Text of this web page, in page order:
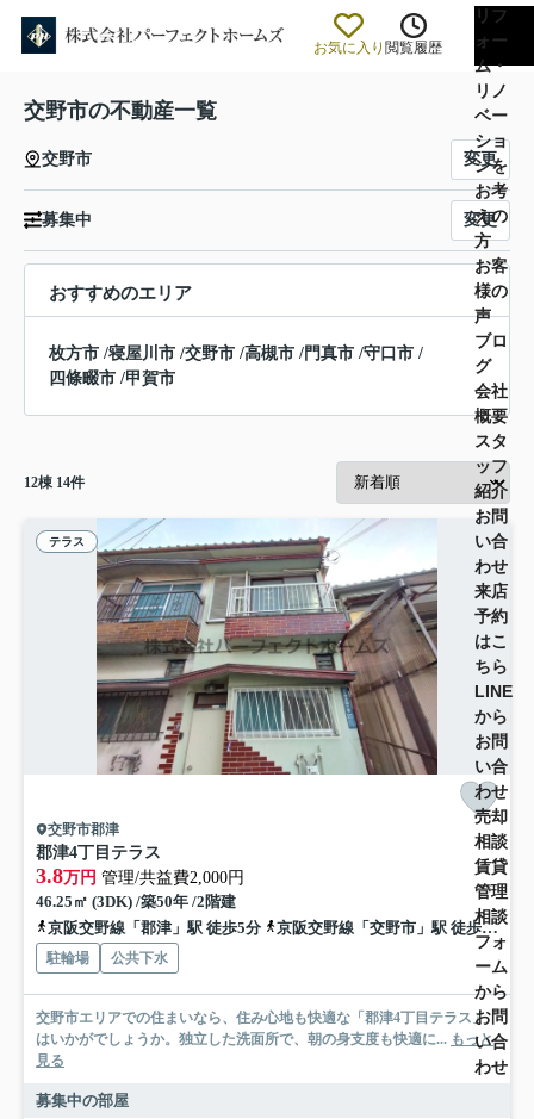
お気に入り 閲覧履歴
リフ
ォー
ム・
リノ
ベー
ショ
ンを
お考
えの
方
お客
様の
声
ブロ
グ
会社
概要
スタ
ッフ
紹介
お問
い合
わせ
来店
予約
はこ
ちら
LINE
から
お問
い合
わせ
売却
相談
賃貸
管理
相談
フォ
ーム
から
お問
い合
わせ
交野市の不動産一覧
交野市 変更
募集中 変更
おすすめのエリア
枚方市 /寝屋川市 /交野市 /高槻市 /門真市 /守口市 /
四條畷市 /甲賀市
12棟 14件
テラス
交野市郡津
郡津4丁目テラス
3.8万円 管理/共益費2,000円
46.25㎡ (3DK) /築50年 /2階建
京阪交野線「郡津」駅 徒歩5分
京阪交野線「交野市」駅 徒歩12分
駐輪場 公共下水
交野市エリアでの住まいなら、住み心地も快適な「郡津4丁目テラス」
はいかがでしょうか。独立した洗面所で、朝の身支度も快適に... もっと
見る
募集中の部屋